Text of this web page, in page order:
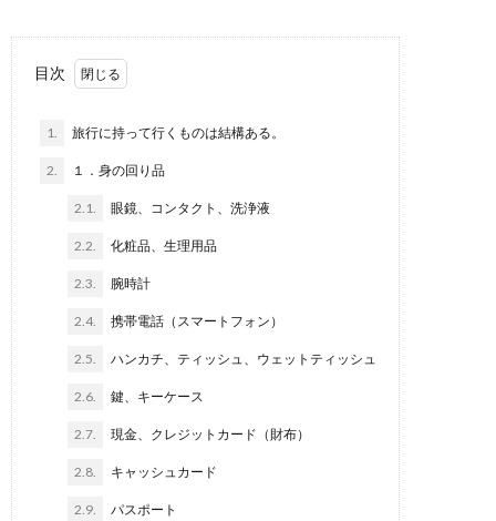
目次
1. 旅行に持って行くものは結構ある。
2. １．身の回り品
2.1. 眼鏡、コンタクト、洗浄液
2.2. 化粧品、生理用品
2.3. 腕時計
2.4. 携帯電話（スマートフォン）
2.5. ハンカチ、ティッシュ、ウェットティッシュ
2.6. 鍵、キーケース
2.7. 現金、クレジットカード（財布）
2.8. キャッシュカード
2.9. パスポート